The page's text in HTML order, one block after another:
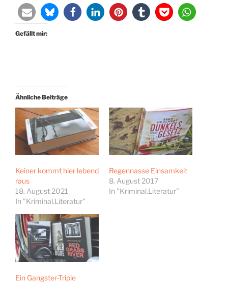
Gefällt mir:
Ähnliche Beiträge
Keiner kommt hier lebend
raus
18. August 2021
In "Kriminal.Literatur"
Regennasse Einsamkeit
8. August 2017
In "Kriminal.Literatur"
Ein Gangster-Triple